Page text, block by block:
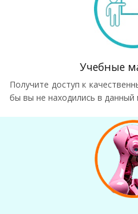
Учебные
Получите доступ к
бы вы не находились в